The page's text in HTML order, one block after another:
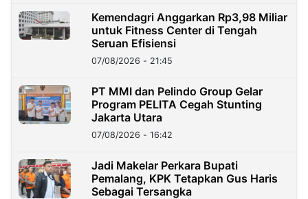
Kemendagri Anggarkan Rp3,98 Miliar
untuk Fitness Center di Tengah
Seruan Efisiensi
07/08/2026 - 21:45
PT MMI dan Pelindo Group Gelar
Program PELITA Cegah Stunting
Jakarta Utara
07/08/2026 - 16:42
Jadi Makelar Perkara Bupati
Pemalang, KPK Tetapkan Gus Haris
Sebagai Tersangka